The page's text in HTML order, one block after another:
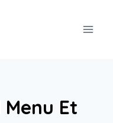
Menu Et